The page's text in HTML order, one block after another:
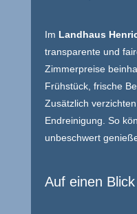
Im Landhaus
transparente und
Zimmerpreise
Frühstück, frische
Zusätzlich
Endreinigung. So
unbeschwert
Auf einen Blick